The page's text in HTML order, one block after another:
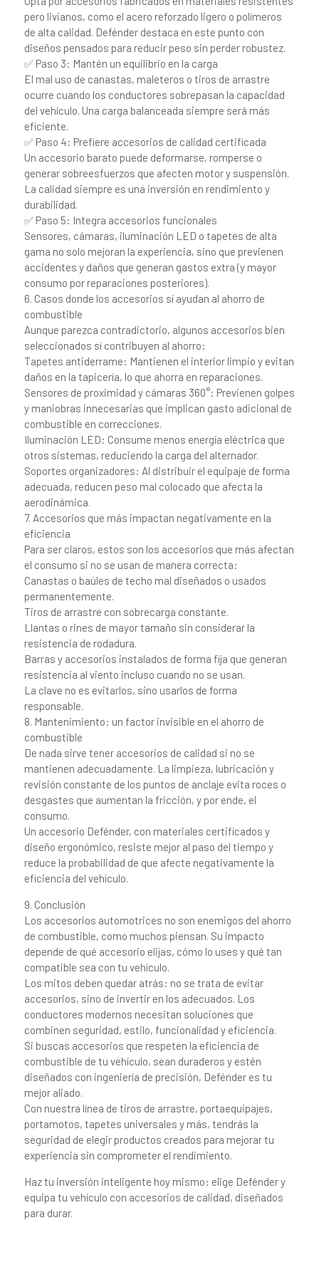
pero livianos, como el acero reforzado ligero o polímeros
de alta calidad. Defénder destaca en este punto con
diseños pensados para reducir peso sin perder robustez.
✅ Paso 3: Mantén un equilibrio en la carga
El mal uso de canastas, maleteros o tiros de arrastre
ocurre cuando los conductores sobrepasan la capacidad
del vehículo. Una carga balanceada siempre será más
eficiente.
✅ Paso 4: Prefiere accesorios de calidad certificada
Un accesorio barato puede deformarse, romperse o
generar sobreesfuerzos que afecten motor y suspensión.
La calidad siempre es una inversión en rendimiento y
durabilidad.
✅ Paso 5: Integra accesorios funcionales
Sensores, cámaras, iluminación LED o tapetes de alta
gama no solo mejoran la experiencia, sino que previenen
accidentes y daños que generan gastos extra (y mayor
consumo por reparaciones posteriores).
6. Casos donde los accesorios sí ayudan al ahorro de
combustible
Aunque parezca contradictorio, algunos accesorios bien
seleccionados sí contribuyen al ahorro:
Tapetes antiderrame: Mantienen el interior limpio y evitan
daños en la tapicería, lo que ahorra en reparaciones.
Sensores de proximidad y cámaras 360°: Previenen golpes
y maniobras innecesarias que implican gasto adicional de
combustible en correcciones.
Iluminación LED: Consume menos energía eléctrica que
otros sistemas, reduciendo la carga del alternador.
Soportes organizadores: Al distribuir el equipaje de forma
adecuada, reducen peso mal colocado que afecta la
aerodinámica.
7. Accesorios que más impactan negativamente en la
eficiencia
Para ser claros, estos son los accesorios que más afectan
el consumo si no se usan de manera correcta:
Canastas o baúles de techo mal diseñados o usados
permanentemente.
Tiros de arrastre con sobrecarga constante.
Llantas o rines de mayor tamaño sin considerar la
resistencia de rodadura.
Barras y accesorios instalados de forma fija que generan
resistencia al viento incluso cuando no se usan.
La clave no es evitarlos, sino usarlos de forma
responsable.
8. Mantenimiento: un factor invisible en el ahorro de
combustible
De nada sirve tener accesorios de calidad si no se
mantienen adecuadamente. La limpieza, lubricación y
revisión constante de los puntos de anclaje evita roces o
desgastes que aumentan la fricción, y por ende, el
consumo.
Un accesorio Defénder, con materiales certificados y
diseño ergonómico, resiste mejor al paso del tiempo y
reduce la probabilidad de que afecte negativamente la
eficiencia del vehículo.
9. Conclusión
Los accesorios automotrices no son enemigos del ahorro
de combustible, como muchos piensan. Su impacto
depende de qué accesorio elijas, cómo lo uses y qué tan
compatible sea con tu vehículo.
Los mitos deben quedar atrás: no se trata de evitar
accesorios, sino de invertir en los adecuados. Los
conductores modernos necesitan soluciones que
combinen seguridad, estilo, funcionalidad y eficiencia.
Si buscas accesorios que respeten la eficiencia de
combustible de tu vehículo, sean duraderos y estén
diseñados con ingeniería de precisión, Defénder es tu
mejor aliado.
Con nuestra línea de tiros de arrastre, portaequipajes,
portamotos, tapetes universales y más, tendrás la
seguridad de elegir productos creados para mejorar tu
experiencia sin comprometer el rendimiento.
Haz tu inversión inteligente hoy mismo: elige Defénder y
equipa tu vehículo con accesorios de calidad, diseñados
para durar.